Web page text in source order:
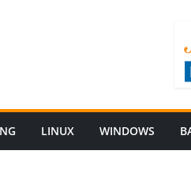
LINUX WINDOWS